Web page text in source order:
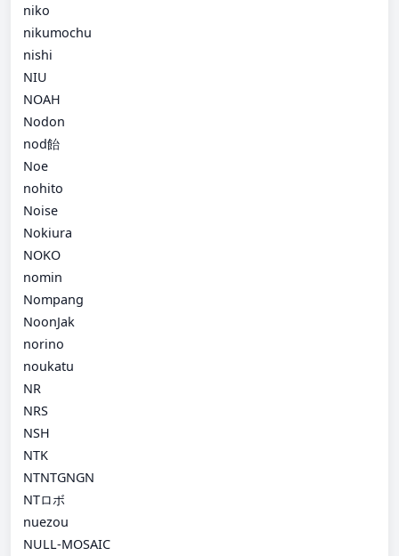
niko
nikumochu
nishi
NIU
NOAH
Nodon
nod飴
Noe
nohito
Noise
Nokiura
NOKO
nomin
Nompang
NoonJak
norino
noukatu
NR
NRS
NSH
NTK
NTNTGNGN
NTロボ
nuezou
NULL-MOSAIC